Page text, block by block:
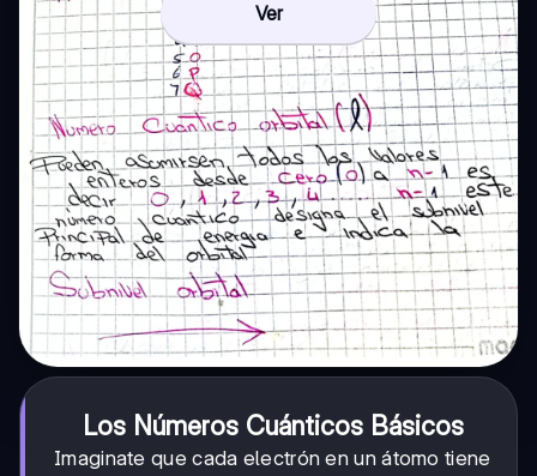
Ver
Los Números Cuánticos Básicos
Imaginate que cada electrón en un átomo tiene